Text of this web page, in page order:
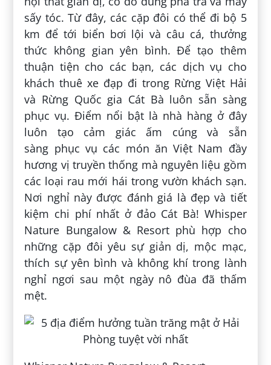
sấy tóc. Từ đây, các cặp đôi có thể đi bộ 5
km để tới biển bơi lội và câu cá, thưởng
thức không gian yên bình. Để tạo thêm
thuận tiện cho các bạn, các dịch vụ cho
khách thuê xe đạp đi trong Rừng Việt Hải
và Rừng Quốc gia Cát Bà luôn sẵn sàng
phục vụ. Điểm nổi bật là nhà hàng ở đây
luôn tạo cảm giác ấm cúng và sẵn
sàng phục vụ các món ăn Việt Nam đầy
hương vị truyền thống mà nguyên liệu gồm
các loại rau mới hái trong vườn khách sạn.
Nơi nghỉ này được đánh giá là đẹp và tiết
kiệm chi phí nhất ở đảo Cát Bà! Whisper
Nature Bungalow & Resort phù hợp cho
những cặp đôi yêu sự giản dị, mộc mạc,
thích sự yên bình và không khí trong lành
nghỉ ngơi sau một ngày nô đùa đã thấm
mệt.